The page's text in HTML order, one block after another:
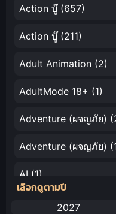
Action บู๊(657)
Action บู๊(211)
Adult Animation (2)
AdultMode 18+ (1)
Adventure (ผจญภัย)
Adventure (ผจญภัย)
AI (1)
Amazon Prime
เลือกดูตามปี
2027